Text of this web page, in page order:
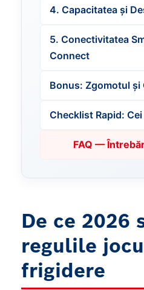
4. Capacitatea și
5. Conectivitatea
Connect
Bonus: Zgomotul și
Checklist Rapid: Cei
FAQ —
De ce 2026
regulile
frigidere